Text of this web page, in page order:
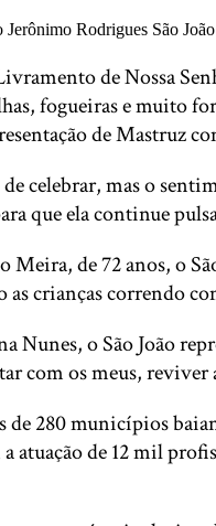
de Nossa
fogueiras e muito
de Mastruz
celebrar, mas o
que ela continue
de 72 anos, o
as crianças correndo
Nunes, o São João
com os meus,
280 municípios
atuação de 12 mil